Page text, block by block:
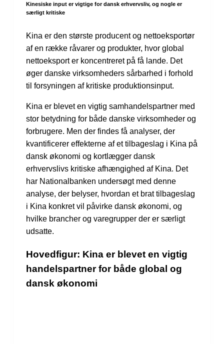
Kinesiske input er vigtige for dansk erhvervsliv, og nogle er
særligt kritiske
Kina er den største producent og nettoeksportør
af en række råvarer og produkter, hvor global
nettoeksport er koncentreret på få lande. Det
øger danske virksomheders sårbarhed i forhold
til forsyningen af kritiske produktionsinput.
Kina er blevet en vigtig samhandelspartner med
stor betydning for både danske virksomheder og
forbrugere. Men der findes få analyser, der
kvantificerer effekterne af et tilbageslag i Kina på
dansk økonomi og kortlægger dansk
erhvervslivs kritiske afhængighed af Kina. Det
har Nationalbanken undersøgt med denne
analyse, der belyser, hvordan et brat tilbageslag
i Kina konkret vil påvirke dansk økonomi, og
hvilke brancher og varegrupper der er særligt
udsatte.
Hovedfigur: Kina er blevet en vigtig
handelspartner for både global og
dansk økonomi